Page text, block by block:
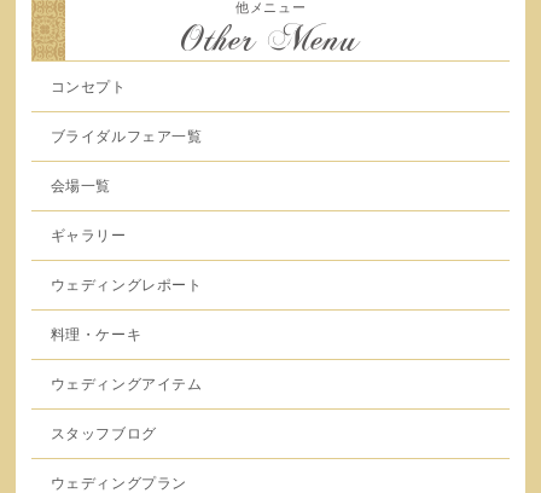
他メニュー
Other Menu
コンセプト
ブライダルフェア一覧
会場一覧
ギャラリー
ウェディングレポート
料理・ケーキ
ウェディングアイテム
スタッフブログ
ウェディングプラン